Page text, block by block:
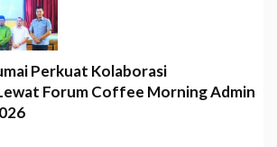
Perkuat Kolaborasi
Forum Coffee Morning Admin